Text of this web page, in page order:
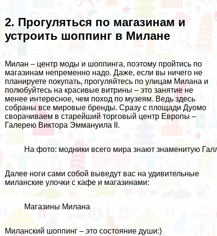
2. Прогуляться по магазинам и
устроить шоппинг в Милане
Милан – центр моды и шоппинга, поэтому пройтись по
магазинам непременно надо. Даже, если вы ничего не
планируете покупать, прогуляйтесь по улицам Милана и
полюбуйтесь на красивые витрины – это занятие не
менее интересное, чем поход по музеям. Ведь здесь
собраны все мировые бренды. Сразу с площади Дуомо
сворачиваем в старейший торговый центр Европы –
Галерею Виктора Эммануила II.
На фото: модники всего мира знают знаменитую
Далее ноги сами собой выведут вас на удивительные
миланские улочки с кафе и магазинами:
Магазины Милана
Миланский шоппинг – это состояние души:)